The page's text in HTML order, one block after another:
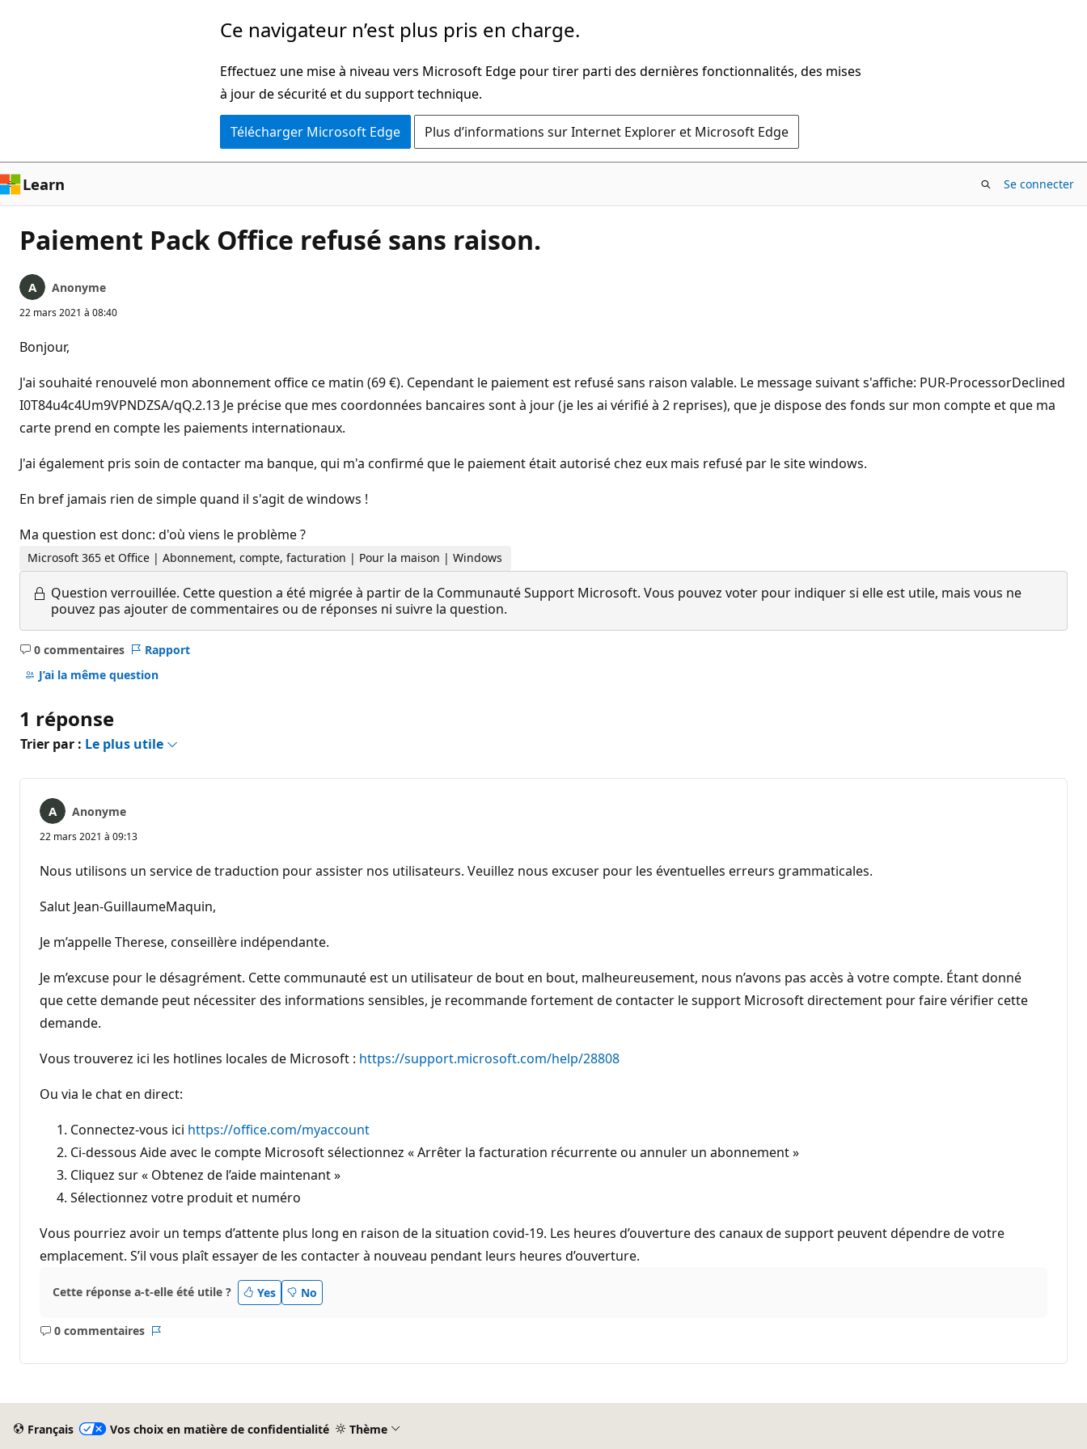
Ce navigateur n’est plus pris en charge.
Effectuez une mise à niveau vers Microsoft Edge pour tirer parti des dernières fonctionnalités, des mises
à jour de sécurité et du support technique.
Télécharger Microsoft Edge Plus d’informations sur Internet Explorer et Microsoft Edge
Learn Se connecter
Paiement Pack Office refusé sans raison.
Anonyme
22 mars 2021 à 08:40
Bonjour,
J'ai souhaité renouvelé mon abonnement office ce matin (69 €). Cependant le paiement est refusé sans raison valable. Le message suivant s'affiche: PUR-ProcessorDeclined
I0T84u4c4Um9VPNDZSA/qQ.2.13 Je précise que mes coordonnées bancaires sont à jour (je les ai vérifié à 2 reprises), que je dispose des fonds sur mon compte et que ma
carte prend en compte les paiements internationaux.
J'ai également pris soin de contacter ma banque, qui m'a confirmé que le paiement était autorisé chez eux mais refusé par le site windows.
En bref jamais rien de simple quand il s'agit de windows !
Ma question est donc: d'où viens le problème ?
Microsoft 365 et Office | Abonnement, compte, facturation | Pour la maison | Windows
Question verrouillée. Cette question a été migrée à partir de la Communauté Support Microsoft. Vous pouvez voter pour indiquer si elle est utile, mais vous ne
pouvez pas ajouter de commentaires ou de réponses ni suivre la question.
0 commentaires
Aucun
commentaire
Rapport
J’ai la même question
1 réponse
Trier par : Le plus utile
Anonyme
22 mars 2021 à 09:13
Nous utilisons un service de traduction pour assister nos utilisateurs. Veuillez nous excuser pour les éventuelles erreurs grammaticales.
Salut Jean-GuillaumeMaquin,
Je m’appelle Therese, conseillère indépendante.
Je m’excuse pour le désagrément. Cette communauté est un utilisateur de bout en bout, malheureusement, nous n’avons pas accès à votre compte. Étant donné
que cette demande peut nécessiter des informations sensibles, je recommande fortement de contacter le support Microsoft directement pour faire vérifier cette
demande.
Vous trouverez ici les hotlines locales de Microsoft : https://support.microsoft.com/help/28808
Ou via le chat en direct:
Connectez-vous ici https://office.com/myaccount
Ci-dessous Aide avec le compte Microsoft sélectionnez « Arrêter la facturation récurrente ou annuler un abonnement »
Cliquez sur « Obtenez de l’aide maintenant »
Sélectionnez votre produit et numéro
Vous pourriez avoir un temps d’attente plus long en raison de la situation covid-19. Les heures d’ouverture des canaux de support peuvent dépendre de votre
emplacement. S’il vous plaît essayer de les contacter à nouveau pendant leurs heures d’ouverture.
Cette réponse a-t-elle été utile ? Yes No
0 commentaires
Aucun
Français Vos choix en matière de confidentialité Thème